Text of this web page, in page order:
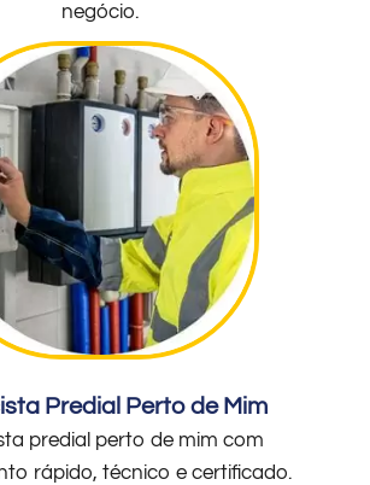
negócio.
Predial Perto de Mim
predial perto de mim com
rápido, técnico e certificado.